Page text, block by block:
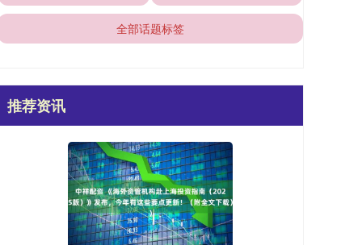
全部话题标签
推荐资讯